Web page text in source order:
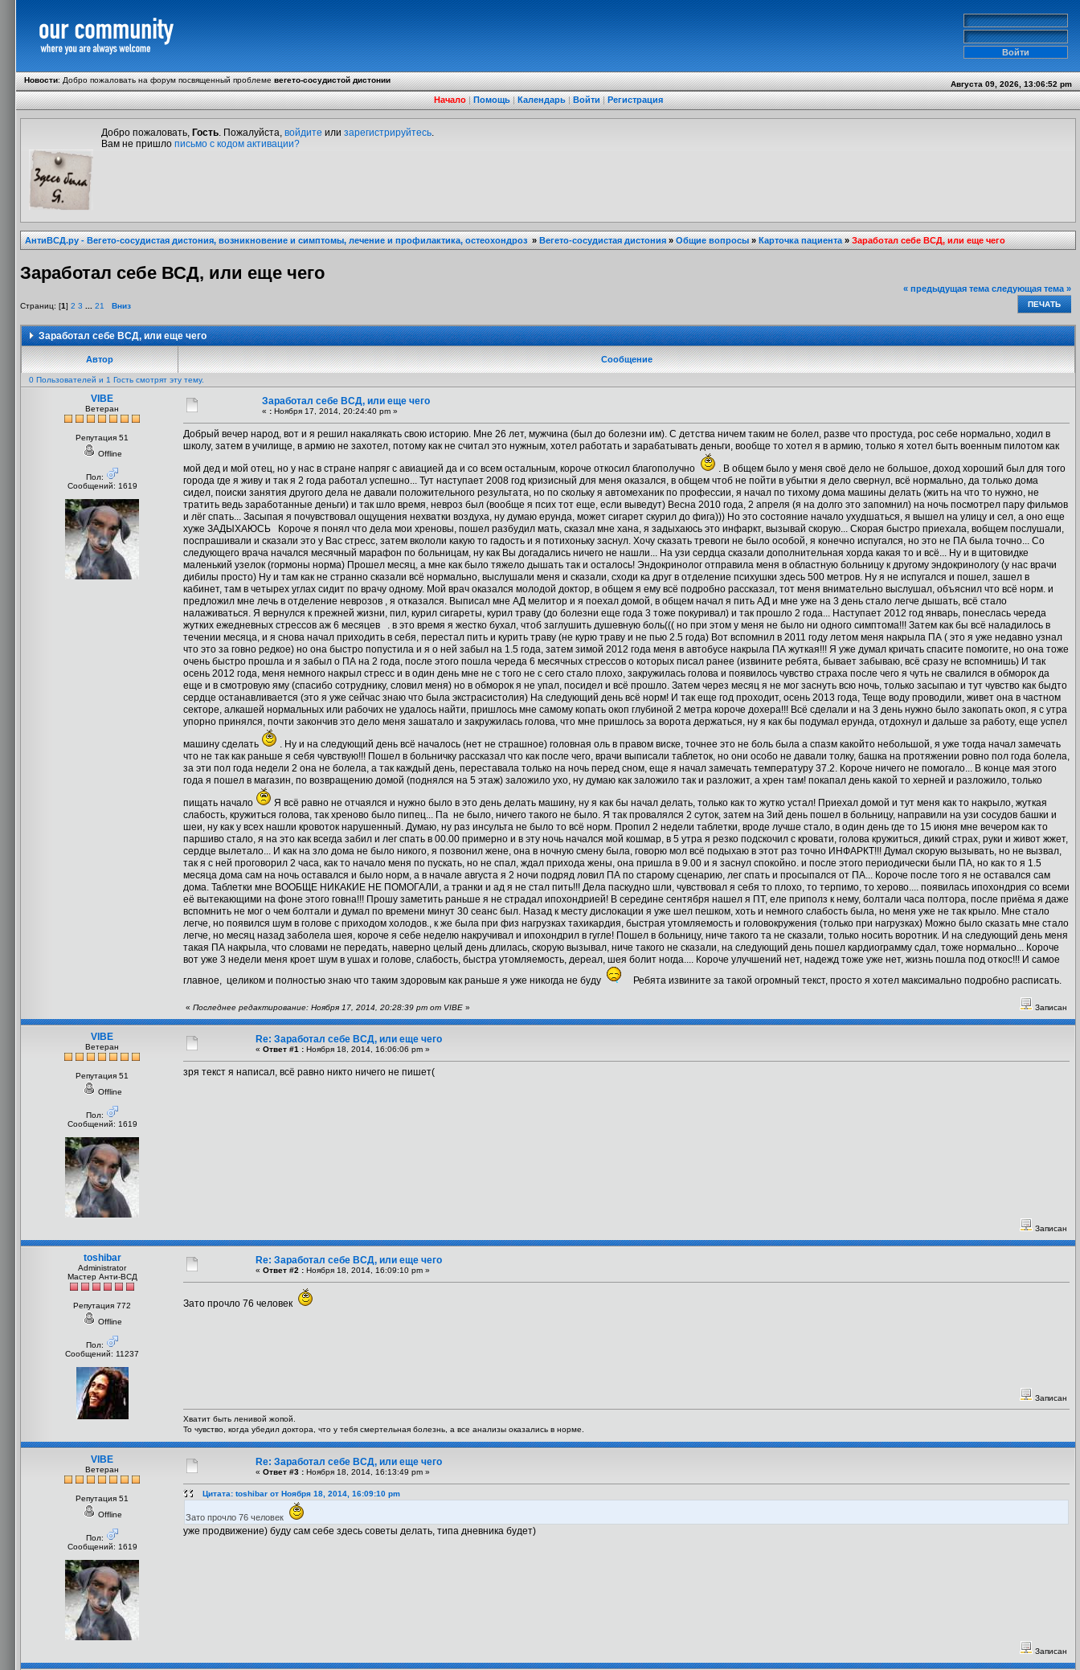
Новости:Добро пожаловать на форум посвященный проблемевегето-сосудистой дистонии Августа 09, 2026, 13:06:52 pm
Начало|Помощь|Календарь|Войти|Регистрация
Добро пожаловать, Гость. Пожалуйста, войдите или зарегистрируйтесь.
Вам не пришло письмо с кодом активации?
АнтиВСД.ру - Вегето-сосудистая дистония, возникновение и симптомы, лечение и профилактика, остеохондроз»Вегето-сосудистая дистония»Общие вопросы»Карточка пациента»Заработал себе ВСД, или еще чего
Заработал себе ВСД, или еще чего
Страниц: [1] 2 3 21 Вниз
« предыдущая тема следующая тема »
ПЕЧАТЬ
Заработал себе ВСД, или еще чего
Автор Сообщение
0 Пользователей и 1 Гость смотрят эту тему.
VIBE
Ветеран
Репутация 51
Offline
Пол:
Сообщений: 1619
Заработал себе ВСД, или еще чего
« : Ноября 17, 2014, 20:24:40 pm »
Добрый вечер народ, вот и я решил накалякать свою историю. Мне 26 лет, мужчина (был до болезни им). С детства ничем таким не болел, разве что простуда, рос себе нормально, ходил в
школу, затем в училище, в армию не захотел, потому как не считал это нужным, хотел работать и зарабатывать деньги, вообще то хотел я в армию, только я хотел быть военным пилотом как
мой дед и мой отец, но у нас в стране напряг с авиацией да и со всем остальным, короче откосил благополучно
. В общем было у меня своё дело не большое, доход хороший был для того
города где я живу и так я 2 года работал успешно... Тут наступает 2008 год кризисный для меня оказался, в общем чтоб не пойти в убытки я дело свернул, всё нормально, да только дома
сидел, поиски занятия другого дела не давали положительного результата, но по скольку я автомеханик по профессии, я начал по тихому дома машины делать (жить на что то нужно, не
тратить ведь заработанные деньги) и так шло время, невроз был (вообще я псих тот еще, если выведут) Весна 2010 года, 2 апреля (я на долго это запомнил) на ночь посмотрел пару фильмов
и лёг спать... Засыпая я почувствовал ощущения нехватки воздуха, ну думаю ерунда, может сигарет скурил до фига))) Но это состояние начало ухудшаться, я вышел на улицу и сел, а оно еще
хуже ЗАДЫХАЮСЬ
Короче я понял что дела мои хреновы, пошел разбудил мать, сказал мне хана, я задыхаюсь это инфаркт, вызывай скорую... Скорая быстро приехала, вобщем послушали,
поспрашивали и сказали это у Вас стресс, затем вкололи какую то гадость и я потихоньку заснул. Хочу сказать тревоги не было особой, я конечно испугался, но это не ПА была точно... Со
следующего врача начался месячный марафон по больницам, ну как Вы догадались ничего не нашли... На узи сердца сказали дополнительная хорда какая то и всё... Ну и в щитовидке
маленький узелок (гормоны норма) Прошел месяц, а мне как было тяжело дышать так и осталось! Эндокринолог отправила меня в областную больницу к другому эндокринологу (у нас врачи
дибилы просто) Ну и там как не странно сказали всё нормально, выслушали меня и сказали, сходи ка друг в отделение психушки здесь 500 метров. Ну я не испугался и пошел, зашел в
кабинет, там в четырех углах сидит по врачу одному. Мой врач оказался молодой доктор, в общем я ему всё подробно рассказал, тот меня внимательно выслушал, объяснил что всё норм. и
предложил мне лечь в отделение неврозов , я отказался. Выписал мне АД мелитор и я поехал домой, в общем начал я пить АД и мне уже на 3 день стало легче дышать, всё стало
налаживаться. Я вернулся к прежней жизни, пил, курил сигареты, курил траву (до болезни еще года 3 тоже покуривал) и так прошло 2 года... Наступает 2012 год январь, понеслась череда
жутких ежедневных стрессов аж 6 месяцев
. в это время я жестко бухал, чтоб заглушить душевную боль((( но при этом у меня не было ни одного симптома!!! Затем как бы всё наладилось в
течении месяца, и я снова начал приходить в себя, перестал пить и курить траву (не курю траву и не пью 2.5 года) Вот вспомнил в 2011 году летом меня накрыла ПА ( это я уже недавно узнал
что это за говно редкое) но она быстро попустила и я о ней забыл на 1.5 года, затем зимой 2012 года меня в автобусе накрыла ПА жуткая!!! Я уже думал кричать спасите помогите, но она тоже
очень быстро прошла и я забыл о ПА на 2 года, после этого пошла череда 6 месячных стрессов о которых писал ранее (извините ребята, бывает забываю, всё сразу не вспомнишь) И так
осень 2012 года, меня немного накрыл стресс и в один день мне не с того не с сего стало плохо, закружилась голова и появилось чувство страха после чего я чуть не свалился в обморок да
еще и в смотровую яму (спасибо сотруднику, словил меня) но в обморок я не упал, посидел и всё прошло. Затем через месяц я не мог заснуть всю ночь, только засыпаю и тут чувство как быдто
сердце останавливается (это я уже сейчас знаю что была экстрасистолия) На следующий день всё норм! И так еще год проходит, осень 2013 года, Теще воду проводили, живет она в частном
секторе, алкашей нормальных или рабочих не удалось найти, пришлось мне самому копать окоп глубиной 2 метра короче дохера!!! Всё сделали и на 3 день нужно было закопать окоп, я с утра
упорно принялся, почти закончив это дело меня зашатало и закружилась голова, что мне пришлось за ворота держаться, ну я как бы подумал ерунда, отдохнул и дальше за работу, еще успел
машину сделать
. Ну и на следующий день всё началось (нет не страшное) головная оль в правом виске, точнее это не боль была а спазм какойто небольшой, я уже тогда начал замечать
что не так как раньше я себя чувствую!!! Пошел в больничку рассказал что как после чего, врачи выписали таблеток, но они особо не давали толку, башка на протяжении ровно пол года болела,
за эти пол года недели 2 она не болела, а так каждый день, переставала только на ночь перед сном, еще я начал замечать температуру 37.2. Короче ничего не помогало... В конце мая этого
года я пошел в магазин, по возвращению домой (поднялся на 5 этаж) заложило ухо, ну думаю как заложило так и разложит, а хрен там! покапал день какой то херней и разложило, только
пищать начало
Я всё равно не отчаялся и нужно было в это день делать машину, ну я как бы начал делать, только как то жутко устал! Приехал домой и тут меня как то накрыло, жуткая
слабость, кружиться голова, так хреново было пипец... Па не было, ничего такого не было. Я так провалялся 2 суток, затем на 3ий день пошел в больницу, направили на узи сосудов башки и
шеи, ну как у всех нашли кровоток нарушенный. Думаю, ну раз инсульта не было то всё норм. Пропил 2 недели таблетки, вроде лучше стало, в один день где то 15 июня мне вечером как то
паршиво стало, я на это как всегда забил и лег спать в 00.00 примерно и в эту ночь начался мой кошмар, в 5 утра я резко подскочил с кровати, голова кружиться, дикий страх, руки и живот жжет,
сердце вылетало... И как на зло дома не было никого, я позвонил жене, она в ночную смену была, говорю мол всё подыхаю в этот раз точно ИНФАРКТ!!! Думал скорую вызывать, но не вызвал,
так я с ней проговорил 2 часа, как то начало меня по пускать, но не спал, ждал прихода жены, она пришла в 9.00 и я заснул спокойно. и после этого периодически были ПА, но как то я 1.5
месяца дома сам на ночь оставался и было норм, а в начале августа я 2 ночи подряд ловил ПА по старому сценарию, лег спать и просыпался от ПА... Короче после того я не оставался сам
дома. Таблетки мне ВООБЩЕ НИКАКИЕ НЕ ПОМОГАЛИ, а транки и ад я не стал пить!!! Дела паскудно шли, чувствовал я себя то плохо, то терпимо, то херово.... появилась ипохондрия со всеми
её вытекающими на фоне этого говна!!! Прошу заметить раньше я не страдал ипохондрией! В середине сентября нашел я ПТ, еле приполз к нему, болтали часа полтора, после приёма я даже
вспомнить не мог о чем болтали и думал по времени минут 30 сеанс был. Назад к месту дислокации я уже шел пешком, хоть и немного слабость была, но меня уже не так крыло. Мне стало
легче, но появился шум в голове с приходом холодов., к же была при физ нагрузках тахикардия, быстрая утомляемость и головокружения (только при нагрузках) Можно было сказать мне стало
легче, но месяц назад заболела шея, короче я себе неделю накручивал и ипохондрил в гугле! Пошел в больницу, ниче такого та не сказали, только носить воротник. И на следующий день меня
такая ПА накрыла, что словами не передать, наверно целый день длилась, скорую вызывал, ниче такого не сказали, на следующий день пошел кардиограмму сдал, тоже нормально... Короче
вот уже 3 недели меня кроет шум в ушах и голове, слабость, быстра утомляемость, дереал, шея болит ногда.... Короче улучшений нет, надежд тоже уже нет, жизнь пошла под откос!!! И самое
главное, целиком и полностью знаю что таким здоровым как раньше я уже никогда не буду
Ребята извините за такой огромный текст, просто я хотел максимально подробно расписать.
« Последнее редактирование: Ноября 17, 2014, 20:28:39 pm от VIBE » Записан
VIBE
Ветеран
Репутация 51
Offline
Пол:
Сообщений: 1619
Re: Заработал себе ВСД, или еще чего
« Ответ #1 : Ноября 18, 2014, 16:06:06 pm »
зря текст я написал, всё равно никто ничего не пишет(
Записан
toshibar
Administrator
Мастер Анти-ВСД
Репутация 772
Offline
Пол:
Сообщений: 11237
Re: Заработал себе ВСД, или еще чего
« Ответ #2 : Ноября 18, 2014, 16:09:10 pm »
Зато прочло 76 человек
Записан
Хватит быть ленивой жопой.
То чувство, когда убедил доктора, что у тебя смертельная болезнь, а все анализы оказались в норме.
VIBE
Ветеран
Репутация 51
Offline
Пол:
Сообщений: 1619
Re: Заработал себе ВСД, или еще чего
« Ответ #3 : Ноября 18, 2014, 16:13:49 pm »
Цитата: toshibar от Ноября 18, 2014, 16:09:10 pm
Зато прочло 76 человек
уже продвижение) буду сам себе здесь советы делать, типа дневника будет)
Записан